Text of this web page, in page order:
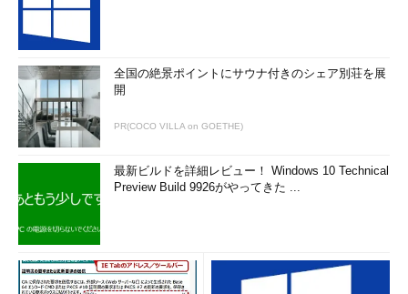
全国の絶景ポイントにサウナ付きのシェア別荘を展
開
PR(COCO VILLA on GOETHE)
最新ビルドを詳細レビュー！ Windows 10 Technical
Preview Build 9926がやってきた ...